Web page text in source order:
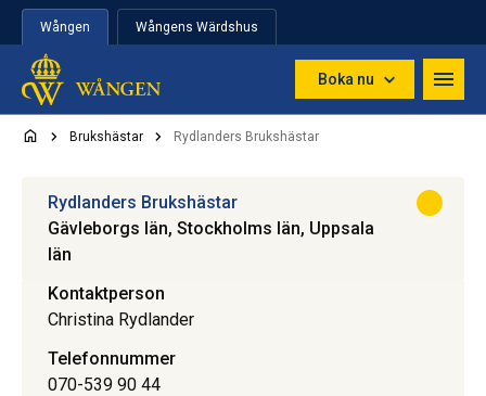
Hoppa till innehåll
Wången Wångens Wärdshus
Boka nu
Brukshästar Rydlanders Brukshästar
Rydlanders Brukshästar
Gävleborgs län, Stockholms län, Uppsala
län
Kontaktperson
Christina Rydlander
Telefonnummer
070-539 90 44